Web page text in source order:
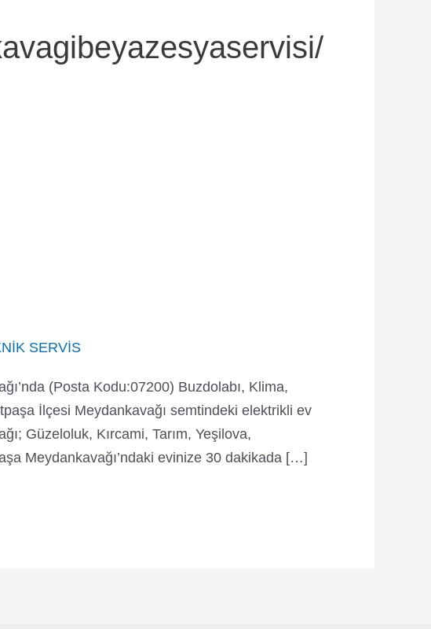
SERVİS
(Posta Kodu:07200) Buzdolabı, Klima,
İlçesi Meydankavağı semtindeki elektrikli ev
Güzeloluk, Kırcami, Tarım, Yeşilova,
Meydankavağı’ndaki evinize 30 dakikada […]